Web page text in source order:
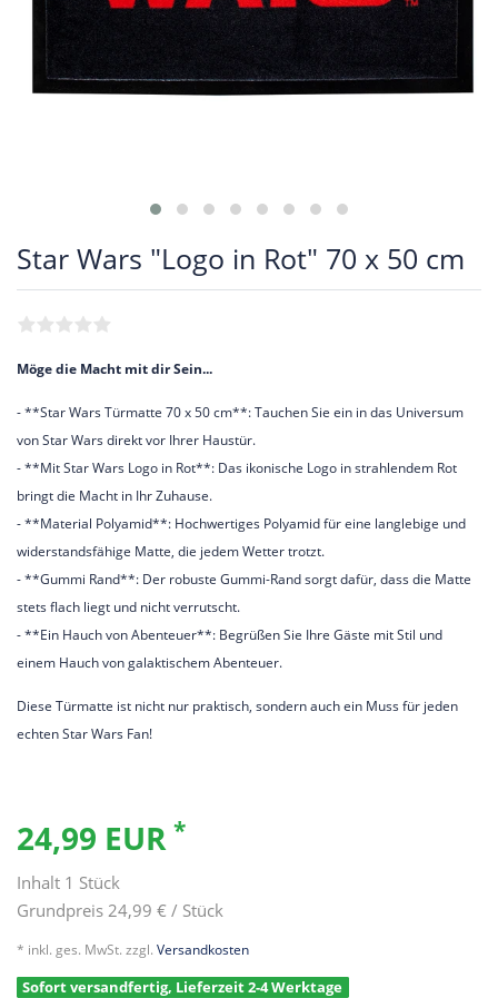
Star Wars "Logo in Rot" 70 x 50 cm
Möge die Macht mit dir Sein...
- **Star Wars Türmatte 70 x 50 cm**: Tauchen Sie ein in das Universum
von Star Wars direkt vor Ihrer Haustür.
- **Mit Star Wars Logo in Rot**: Das ikonische Logo in strahlendem Rot
bringt die Macht in Ihr Zuhause.
- **Material Polyamid**: Hochwertiges Polyamid für eine langlebige und
widerstandsfähige Matte, die jedem Wetter trotzt.
- **Gummi Rand**: Der robuste Gummi-Rand sorgt dafür, dass die Matte
stets flach liegt und nicht verrutscht.
- **Ein Hauch von Abenteuer**: Begrüßen Sie Ihre Gäste mit Stil und
einem Hauch von galaktischem Abenteuer.
Diese Türmatte ist nicht nur praktisch, sondern auch ein Muss für jeden
echten Star Wars Fan!
24,99 EUR *
Inhalt 1 Stück
Grundpreis24,99 € / Stück
* inkl. ges. MwSt. zzgl. Versandkosten
Sofort versandfertig, Lieferzeit 2-4 Werktage